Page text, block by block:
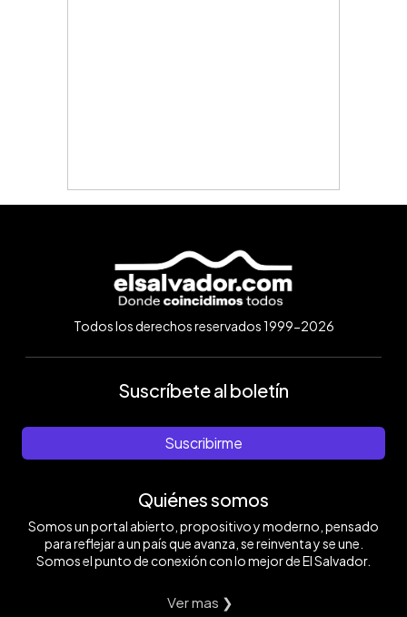
Todos los derechos reservados 1999-2026
Suscríbete al boletín
Suscribirme
Quiénes somos
Somos un portal abierto, propositivo y moderno, pensado
para reflejar a un país que avanza, se reinventa y se une.
Somos el punto de conexión con lo mejor de El Salvador.
Ver mas ❯